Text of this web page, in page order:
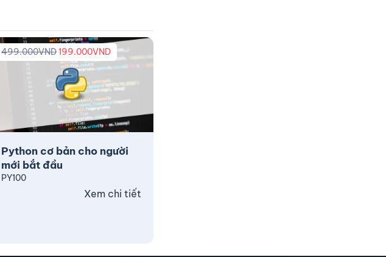
Python cơ bản cho người
mới bắt đầu
499.000VND199.000VND
PY100
Xem chi tiết